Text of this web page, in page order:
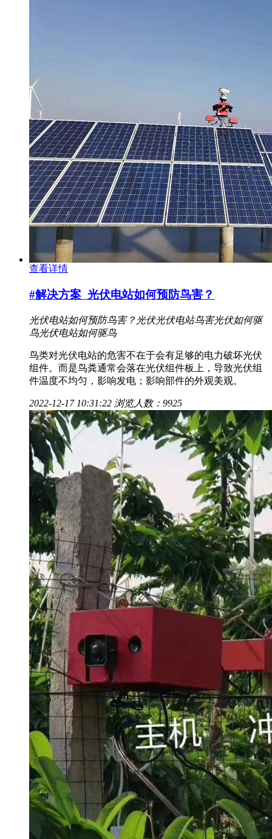
查看详情
#解决方案 光伏电站如何预防鸟害？
光伏电站如何预防鸟害？ 光伏光伏电站鸟害光伏如何驱
鸟光伏电站如何驱鸟
鸟类对光伏电站的危害不在于会有足够的电力破坏光伏
组件。而是鸟粪通常会落在光伏组件板上，导致光伏组
件温度不均匀，影响发电；影响部件的外观美观。
2022-12-17 10:31:22 浏览人数：9925